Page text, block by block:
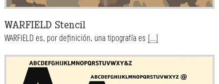
WARFIELD Stencil
WARFIELD es, por definición, una tipografía es [...]